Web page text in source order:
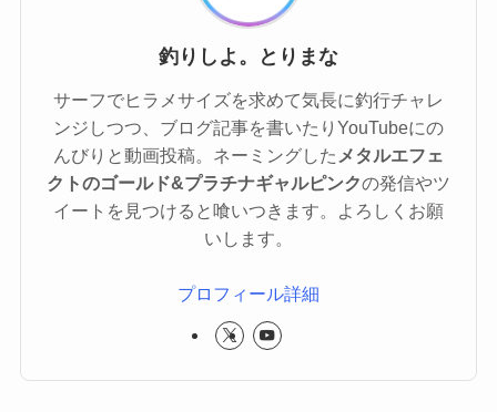
釣りしよ。とりまな
サーフでヒラメサイズを求めて気長に釣行チャレ
ンジしつつ、ブログ記事を書いたりYouTubeにの
んびりと動画投稿。ネーミングした メタルエフェ
クトのゴールド&プラチナギャルピンクの発信やツ
イートを見つけると喰いつきます。よろしくお願
いします。
プロフィール詳細